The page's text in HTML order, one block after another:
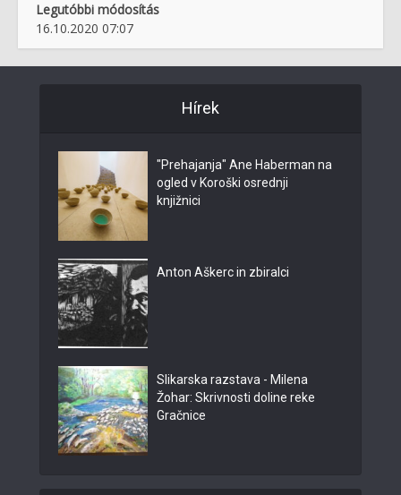
Legutóbbi módosítás
16.10.2020 07:07
Hírek
"Prehajanja" Ane Haberman na
ogled v Koroški osrednji
knjižnici
Anton Aškerc in zbiralci
Slikarska razstava - Milena
Žohar: Skrivnosti doline reke
Gračnice